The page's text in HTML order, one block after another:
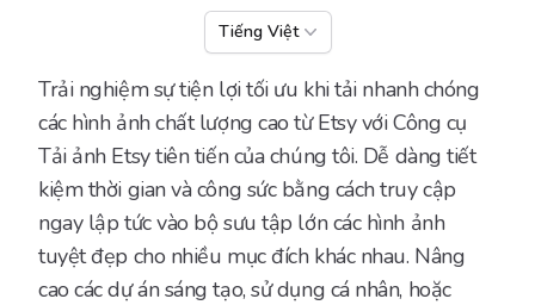
Tiếng Việt
Trải nghiệm sự tiện lợi tối ưu khi tải nhanh chóng
các hình ảnh chất lượng cao từ Etsy với Công cụ
Tải ảnh Etsy tiên tiến của chúng tôi. Dễ dàng tiết
kiệm thời gian và công sức bằng cách truy cập
ngay lập tức vào bộ sưu tập lớn các hình ảnh
tuyệt đẹp cho nhiều mục đích khác nhau. Nâng
cao các dự án sáng tạo, sử dụng cá nhân, hoặc